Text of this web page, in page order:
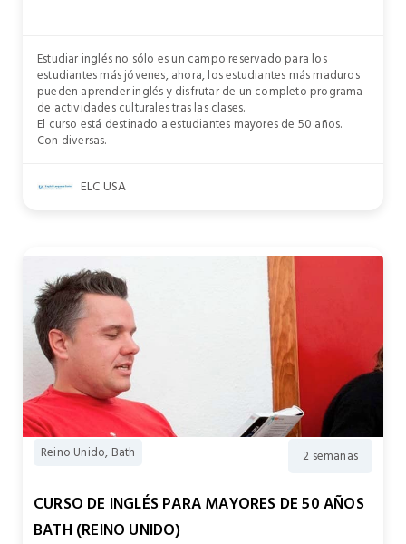
Estudiar inglés no sólo es un campo reservado para los
estudiantes más jóvenes, ahora, los estudiantes más maduros
pueden aprender inglés y disfrutar de un completo programa
de actividades culturales tras las clases.
El curso está destinado a estudiantes mayores de 50 años.
Con diversas.
ELC USA
Reino Unido, Bath 2 semanas
CURSO DE INGLÉS PARA MAYORES DE 50 AÑOS
BATH (REINO UNIDO)